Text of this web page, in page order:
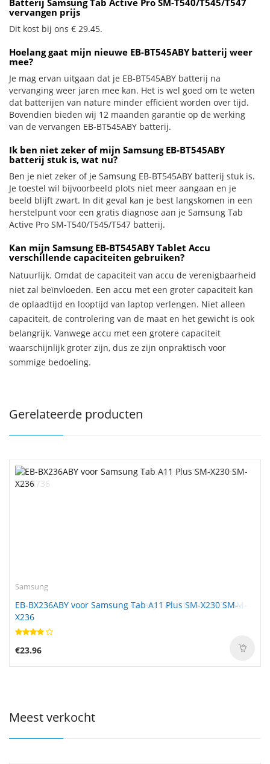
Batterij Samsung Tab Active Pro SM-T540/T545/T547
vervangen prijs
Dit kost bij ons € 29.45.
Hoelang gaat mijn nieuwe EB-BT545ABY batterij weer
mee?
Je mag ervan uitgaan dat je EB-BT545ABY batterij na
vervanging weer jaren mee kan. Het is wel goed om te weten
dat batterijen van nature minder efficiënt worden over tijd.
Bovendien bieden wij 12 maanden garantie op de werking
van de vervangen EB-BT545ABY batterij.
Ik ben niet zeker of mijn Samsung EB-BT545ABY
batterij stuk is, wat nu?
Ben je niet zeker of je Samsung EB-BT545ABY batterij stuk is.
Je toestel wil bijvoorbeeld plots niet meer aangaan en je
beeld blijft zwart. In dit geval kan je best langskomen in een
herstelpunt voor een gratis diagnose aan je Samsung Tab
Active Pro SM-T540/T545/T547 batterij.
Kan mijn Samsung EB-BT545ABY Tablet Accu
verschillende capaciteiten gebruiken?
Natuurlijk. Omdat de capaciteit van accu de verenigbaarheid
niet zal beïnvloeden. Een accu met een groter capaciteit kan
de oplaadtijd en looptijd van laptop verlengen. Niet alleen
capaciteit, de controlering van de maat en het gewicht is ook
belangrijk. Vanwege accu met een grotere capaciteit
waarschijnlijk groter zijn, dus ze zijn onpraktisch voor
sommige bedoeling.
Gerelateerde producten
Samsung
EB-BX236ABY voor Samsung Tab A11 Plus SM-X230 SM-
X236
€23.96
Meest verkocht